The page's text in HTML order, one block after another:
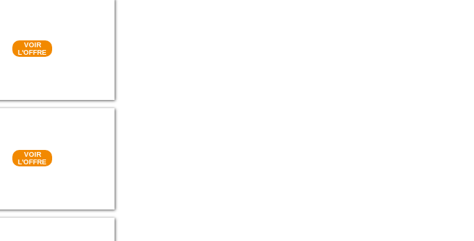
VOIR
L'OFFRE
VOIR
L'OFFRE